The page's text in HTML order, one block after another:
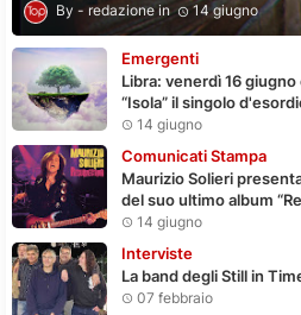
redazione 14 giugno
Emergenti
Libra: venerdì 16
“Isola” il singolo
14 giugno
Comunicati Stampa
Maurizio Solieri
del suo ultimo album
14 giugno
Interviste
La band degli Still in
07 febbraio